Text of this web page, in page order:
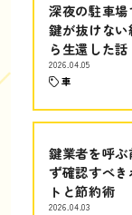
深夜の駐車場
鍵が抜けな
ら生還した話
2026.04.05
車
鍵業者を呼
ず確認すべき
トと節約術
2026.04.03